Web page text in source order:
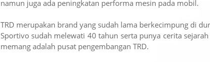
namun juga ada peningkatan performa mesin pada mobil.
TRD merupakan brand yang sudah lama berkecimpung di
Sportivo sudah melewati 40 tahun serta punya cerita
memang adalah pusat pengembangan TRD.